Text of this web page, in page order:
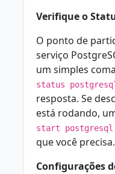
Verifique o
O ponto de
serviço
um simples
status
resposta. Se
está rodando,
start postgresql
que você precisa.
Configurações